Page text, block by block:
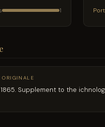
1
ORIGINALE
1865. Supplement to the